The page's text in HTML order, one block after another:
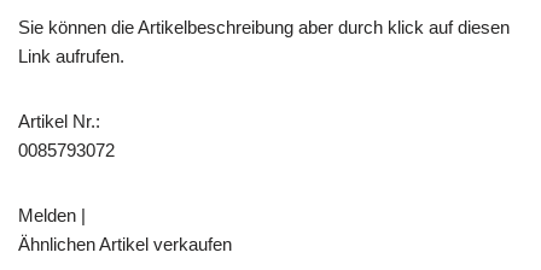
Sie können die Artikelbeschreibung aber durch klick auf diesen
Link aufrufen.
Artikel Nr.:
0085793072
Melden |
Ähnlichen Artikel verkaufen